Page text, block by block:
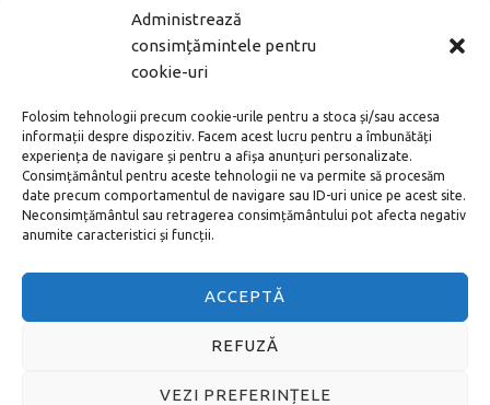
Administrează
consimțămintele pentru
cookie-uri
Folosim tehnologii precum cookie-urile pentru a stoca și/sau accesa
informații despre dispozitiv. Facem acest lucru pentru a îmbunătăți
experiența de navigare și pentru a afișa anunțuri personalizate.
Consimțământul pentru aceste tehnologii ne va permite să procesăm
date precum comportamentul de navigare sau ID-uri unice pe acest site.
Neconsimțământul sau retragerea consimțământului pot afecta negativ
anumite caracteristici și funcții.
ACCEPTĂ
REFUZĂ
VEZI PREFERINȚELE
Însă acest lucru nu înseamnă că acest tip de muzică
este potrivit doar pentru persoanele melancolice.
Capacitatea de a-și cânta tristețea, de a o transforma
naționale ale portughezului, nu degeaba timp de câteva
secole, aproape fiecare familie din această țară își
aștepta fii și soții, care au plecat să cucerească marea
și, după cum știți, călătoria se putea încheia în cel mai
imprevizibil mod. Poate, din același motiv, nu este
viața familială și personală chiar și în compania